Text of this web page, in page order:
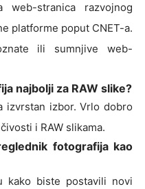
stranica razvojnog
platforme poput CNET-a.
ili sumnjive web-
najbolji za RAW slike?
izvrstan izbor. Vrlo dobro
i RAW slikama.
fotografija kao
kako biste postavili novi